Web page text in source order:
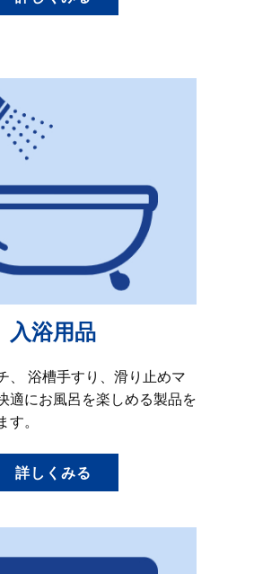
入浴用品
、 浴槽手すり、滑り止めマ
適にお風呂を楽しめる製品を
。
詳しくみる